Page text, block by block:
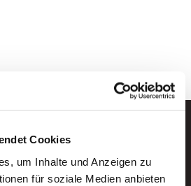
Cookies
um Inhalte und Anzeigen zu
für soziale Medien anbieten
per E-Mail.